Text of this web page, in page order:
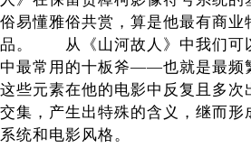
俗易懂雅俗共赏，算是他最有商业
品。 从《山河故人》中我们可
中最常用的十板斧——也就是最频
这些元素在他的电影中反复且多次
交集，产生出特殊的含义，继而形
系统和电影风格。